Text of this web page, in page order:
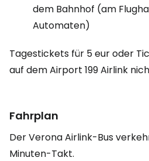
dem Bahnhof (am
Automaten)
Tagestickets für 5 eur oder
auf dem Airport 199 Airlink
Fahrplan
Der Verona Airlink-Bus
Minuten-Takt.